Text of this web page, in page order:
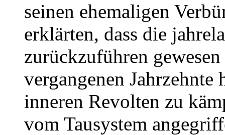
seinen ehemaligen
erklärten, dass die
zurückzuführen
vergangenen Jahrzehnte
inneren Revolten zu
vom Tausystem